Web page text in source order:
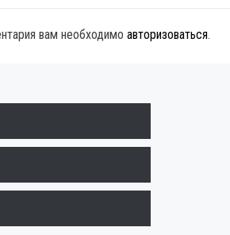
вам необходимо авторизоваться.